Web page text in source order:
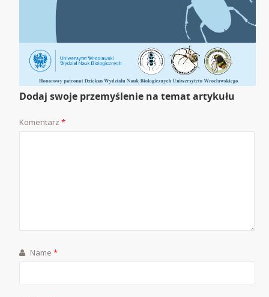
Dodaj swoje przemyślenie na temat artykułu
Komentarz*
Name*